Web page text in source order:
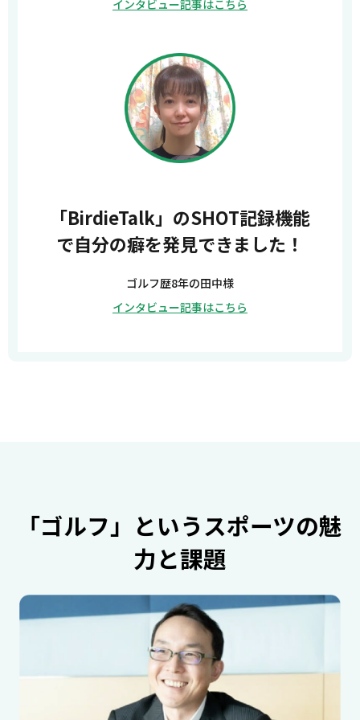
インタビュー記事はこちら
「BirdieTalk」のSHOT記録機能
で自分の癖を発見できました！
ゴルフ歴8年の田中様
インタビュー記事はこちら
「ゴルフ」というスポーツの魅
力と課題